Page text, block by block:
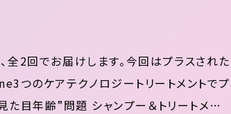
2回でお届けします。今回はプラスされた
つのケアテクノロジートリートメントでプ
た目年齢”問題 シャンプー＆トリートメント